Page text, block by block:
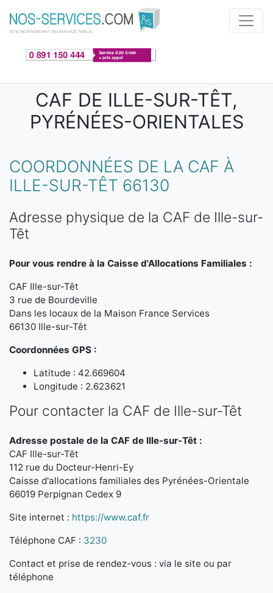
Aller au contenu principal
CAF DE ILLE-SUR-TÊT,
PYRÉNÉES-ORIENTALES
COORDONNÉES DE LA CAF À
ILLE-SUR-TÊT 66130
Adresse physique de la CAF de Ille-sur-
Têt
Pour vous rendre à la Caisse d'Allocations Familiales :
CAF Ille-sur-Têt
3 rue de Bourdeville
Dans les locaux de la Maison France Services
66130 Ille-sur-Têt
Coordonnées GPS :
Latitude : 42.669604
Longitude : 2.623621
Pour contacter la CAF de Ille-sur-Têt
Adresse postale de la CAF de Ille-sur-Têt :
CAF Ille-sur-Têt
112 rue du Docteur-Henri-Ey
Caisse d'allocations familiales des Pyrénées-Orientale
66019 Perpignan Cedex 9
Site internet : https://www.caf.fr
Téléphone CAF : 3230
Contact et prise de rendez-vous : via le site ou par
téléphone